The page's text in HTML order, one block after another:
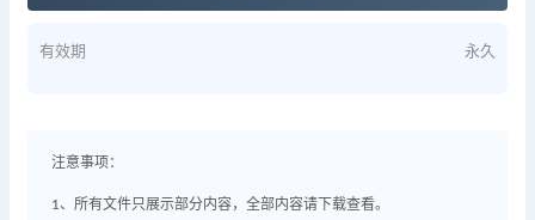
有效期 永久
注意事项：
1、所有文件只展示部分内容，全部内容请下载查看。